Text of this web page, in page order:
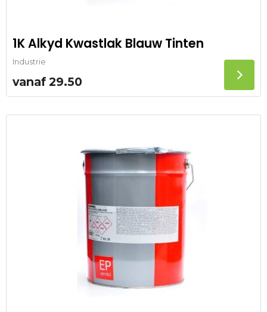
1K Alkyd Kwastlak Blauw Tinten
Industrie
vanaf 29.50